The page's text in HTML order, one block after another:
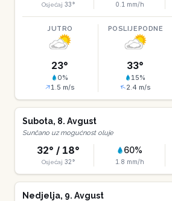
Osjećaj 33° 0.1 mm/h
JUTRO
23°
0%
1.5 m/s
POSLIJEPODNE
33°
15%
2.4 m/s
Subota, 8. Avgust
Sunčano uz mogućnost oluje
32° / 18°
Osjećaj 32°
60%
1.8 mm/h
Nedjelja, 9. Avgust